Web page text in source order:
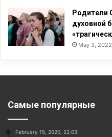
Родители
духовной
May 3,
Самые популярные
February 15, 2020, 22:03